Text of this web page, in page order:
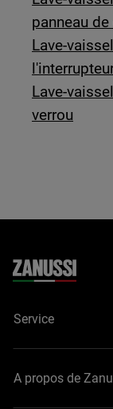
panneau
Lave-
Lave-
verrou
Service
A propos de